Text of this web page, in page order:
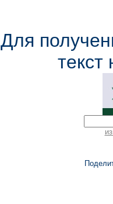
Для
текст